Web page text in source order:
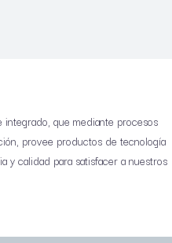
que mediante procesos
provee productos de tecnología
y calidad para satisfacer a nuestros